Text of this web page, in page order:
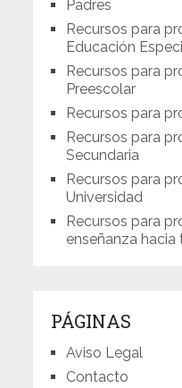
Padres
Recursos para
Educación
Recursos para
Preescolar
Recursos para
Recursos para
Secundaria
Recursos para
Universidad
Recursos para
enseñanza hacia
PÁGINAS
Aviso Legal
Contacto